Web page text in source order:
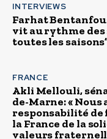
INTERVIEWS
Farhat
vit au rythme des
toutes les
FRANCE
Akli Mellouli,
de-Marne: « Nous
responsabilité
la France de la
valeurs